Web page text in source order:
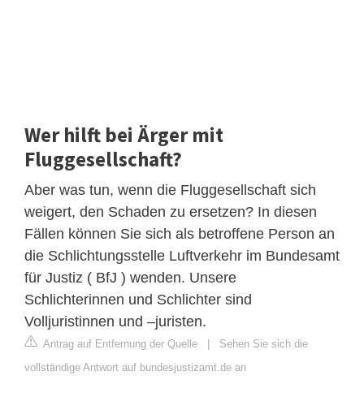
Wer hilft bei Ärger mit
Fluggesellschaft?
Aber was tun, wenn die Fluggesellschaft sich
weigert, den Schaden zu ersetzen? In diesen
Fällen können Sie sich als betroffene Person an
die Schlichtungsstelle Luftverkehr im Bundesamt
für Justiz ( BfJ ) wenden. Unsere
Schlichterinnen und Schlichter sind
Volljuristinnen und –juristen.
Antrag auf Entfernung der Quelle | Sehen Sie sich die
vollständige Antwort auf bundesjustizamt.de an